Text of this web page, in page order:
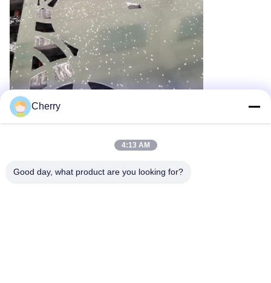
Para satisfacer los requisitos individuales de los clientes, puede
seleccionar patrones directamente de nuestras representaciones
o elegir sus patrones favoritos para su personalización.Nuestro
objetivo es personalizar los mejores productos para cada
tamaño, no mediante un simple zoom, sino ajustando los
Cherry
4:13 AM
Good day, what product are you looking for?